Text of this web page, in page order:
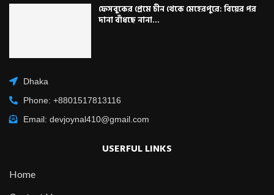
ফেসবুকের প্রেমে চীন থেকে মেহেরপুরে: বিয়ের পর
দানা বাঁধছে নানা...
Dhaka
Phone: +8801517813116
Email: devjoynal410@gmail.com
USERFUL LINKS
Home